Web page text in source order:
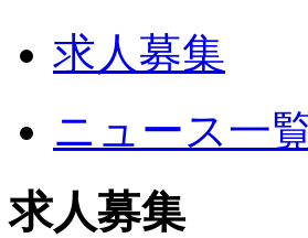
求人募集
ニュース一
求人募集